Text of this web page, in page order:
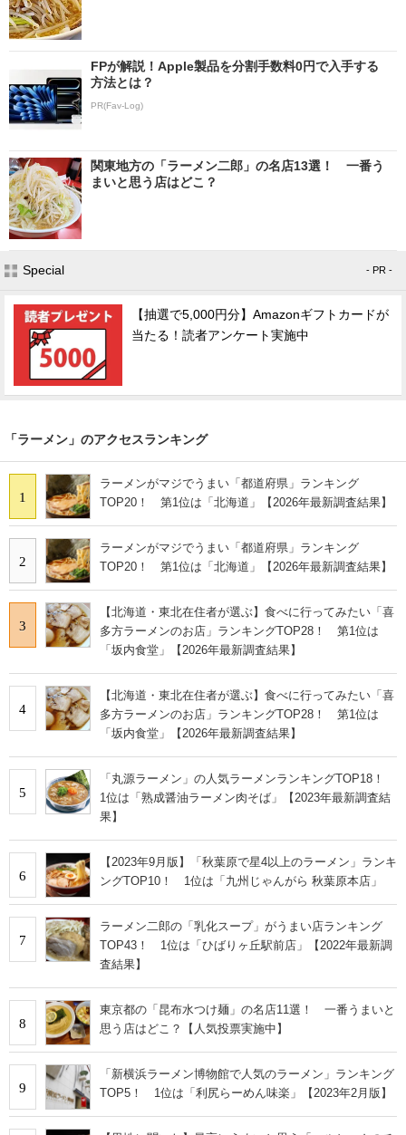
FPが解説！Apple製品を分割手数料0円で入手する
方法とは？
PR(Fav-Log)
関東地方の「ラーメン二郎」の名店13選！ 一番う
まいと思う店はどこ？
Special - PR -
【抽選で5,000円分】Amazonギフトカードが
当たる！読者アンケート実施中
「ラーメン」のアクセスランキング
1
ラーメンがマジでうまい「都道府県」ランキング
TOP20！ 第1位は「北海道」【2026年最新調査結果】
2
ラーメンがマジでうまい「都道府県」ランキング
TOP20！ 第1位は「北海道」【2026年最新調査結果】
3
【北海道・東北在住者が選ぶ】食べに行ってみたい「喜
多方ラーメンのお店」ランキングTOP28！ 第1位は
「坂内食堂」【2026年最新調査結果】
4
【北海道・東北在住者が選ぶ】食べに行ってみたい「喜
多方ラーメンのお店」ランキングTOP28！ 第1位は
「坂内食堂」【2026年最新調査結果】
5
「丸源ラーメン」の人気ラーメンランキングTOP18！
1位は「熟成醤油ラーメン肉そば」【2023年最新調査結
果】
6
【2023年9月版】「秋葉原で星4以上のラーメン」ランキ
ングTOP10！ 1位は「九州じゃんがら 秋葉原本店」
7
ラーメン二郎の「乳化スープ」がうまい店ランキング
TOP43！ 1位は「ひばりヶ丘駅前店」【2022年最新調
査結果】
8
東京都の「昆布水つけ麺」の名店11選！ 一番うまいと
思う店はどこ？【人気投票実施中】
9
「新横浜ラーメン博物館で人気のラーメン」ランキング
TOP5！ 1位は「利尻らーめん味楽」【2023年2月版】